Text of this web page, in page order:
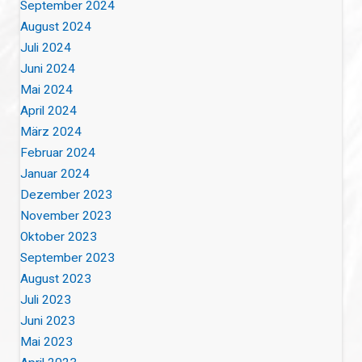
September 2024
August 2024
Juli 2024
Juni 2024
Mai 2024
April 2024
März 2024
Februar 2024
Januar 2024
Dezember 2023
November 2023
Oktober 2023
September 2023
August 2023
Juli 2023
Juni 2023
Mai 2023